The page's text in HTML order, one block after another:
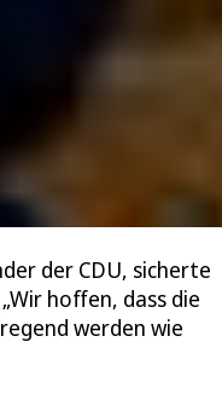
der CDU, sicherte
hoffen, dass die
werden wie